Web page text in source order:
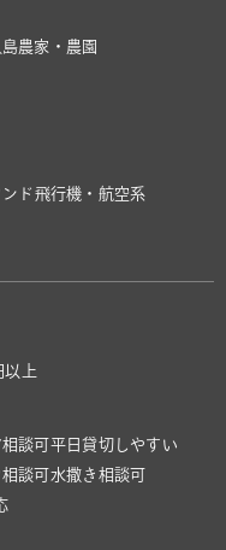
島農家・農園
ド 飛行機・航空系
以上
談可 平日貸切しやすい
談可 水撒き相談可